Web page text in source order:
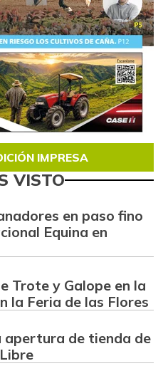
IMPRESA
VISTO
en paso fino
Equina en
Trote y Galope en la
la Feria de las Flores
apertura de tienda de